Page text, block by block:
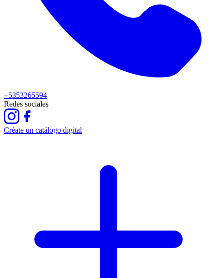
+5353265594
Redes sociales
Créate un catálogo digital